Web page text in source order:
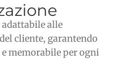
alle
cliente, garantendo
e memorabile per ogni